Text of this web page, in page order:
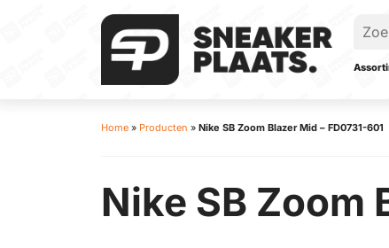
Home » Producten » Nike SB Zoom Blazer Mid – FD0731-601
Nike SB Zoom